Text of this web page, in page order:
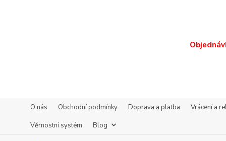
O nás Obchodní podmínky Doprava a platba Vrácení a
Věrnostní systém
Blog